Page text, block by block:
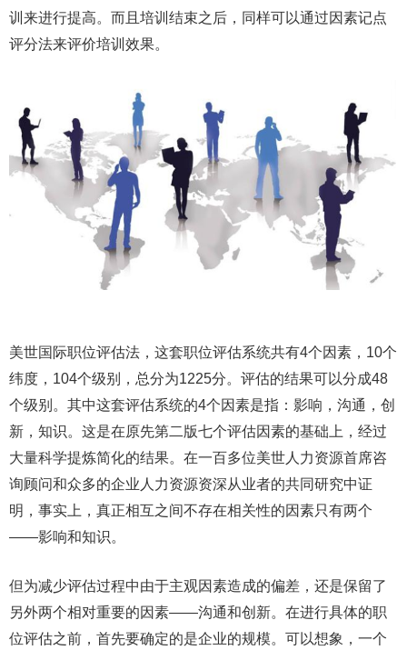
训来进行提高。而且培训结束之后，同样可以通过因素记点
评分法来评价培训效果。
美世国际职位评估法，这套职位评估系统共有4个因素，10个
纬度，104个级别，总分为1225分。评估的结果可以分成48
个级别。其中这套评估系统的4个因素是指：影响，沟通，创
新，知识。这是在原先第二版七个评估因素的基础上，经过
大量科学提炼简化的结果。在一百多位美世人力资源首席咨
询顾问和众多的企业人力资源资深从业者的共同研究中证
明，事实上，真正相互之间不存在相关性的因素只有两个
——影响和知识。
但为减少评估过程中由于主观因素造成的偏差，还是保留了
另外两个相对重要的因素——沟通和创新。在进行具体的职
位评估之前，首先要确定的是企业的规模。可以想象，一个